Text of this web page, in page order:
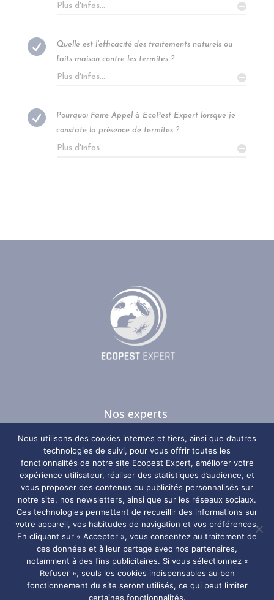
Plus d'infos...

Quelle est l'efficacité des traitements naturels ou
faits maison contre les termites ?
Plus d'infos...

Pourquoi Faire Appel à EcoPest Expert lorsque je
constate la présence de termites ?
Plus d'infos...
Nos experts
Nos guides
Nos zones d’intervention
Plan du site
Nos coordonnées
Ecopest Expert
06 29 67 98 10
Horaires
Nous utilisons des cookies internes et tiers, ainsi que d’autres
technologies de suivi, pour vous offrir toutes les
fonctionnalités de notre site Ecopest Expert, améliorer votre
expérience utilisateur, réaliser des statistiques d’audience, et
vous proposer des contenus ou publicités personnalisés sur
notre site, nos newsletters, ainsi que sur les réseaux sociaux.
Ces technologies permettent de recueillir des informations sur
votre appareil, vos habitudes de navigation et vos préférences.
En cliquant sur « Accepter », vous consentez au traitement de
ces données et à leur partage avec nos partenaires,
notamment à des fins publicitaires. Si vous sélectionnez «
Refuser », seuls les cookies indispensables au bon
fonctionnement du site seront utilisés, ce qui peut limiter
certaines fonctionnalités.